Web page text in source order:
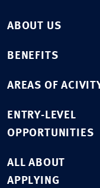
ABOUT US
BENEFITS
AREAS OF
ENTRY-LEVEL
OPPORTUNITIES
ALL ABOUT
APPLYING